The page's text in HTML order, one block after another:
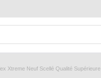
Xtreme Neuf Scellé Qualité Supérieure